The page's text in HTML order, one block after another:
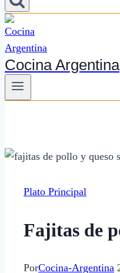
Cocina Argentina
Plato Principal
Fajitas de
PorCocina-Argentina